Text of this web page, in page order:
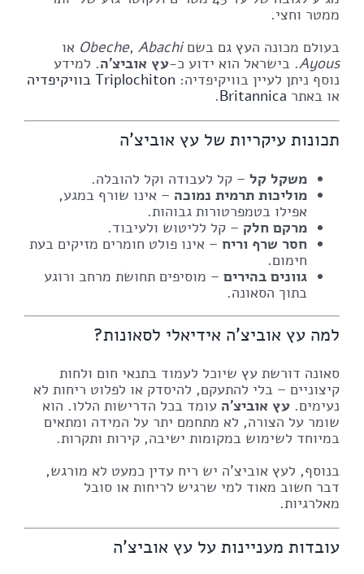
ממטר וחצי.
בעולם מכונה העץ גם בשם
Obeche,Abachi
או
Ayous. בישראל הוא ידוע כ-עץ אוביצ'ה. למידע
נוסף ניתן לעיין בוויקיפדיה: Triplochiton בוויקיפדיה
או באתר Britannica
.
תכונות עיקריות של עץ אוביצ'ה
משקל קל – קל לעבודה וקל להובלה.
מוליכות תרמית נמוכה – אינו שורף במגע,
אפילו בטמפרטורות גבוהות.
מרקם חלק – קל לליטוש ולעיבוד.
חסר שרף וריח – אינו פולט חומרים מזיקים בעת
חימום.
גוונים בהירים– מוסיפים תחושת מרחב ורוגע
בתוך הסאונה.
למה עץ אוביצ'ה אידיאלי לסאונות?
סאונה דורשת עץ שיוכל לעמוד בתנאי חום ולחות
קיצוניים – בלי להתעקם, להיסדק או לפלוט ריחות לא
נעימים. עץ אוביצ'ה עומד בכל הדרישות הללו. הוא
שומר על הצורה, לא מתחמם יתר על המידה ומתאים
במיוחד לשימוש במקומות ישיבה, קירות ותקרות.
בנוסף, לעץ אוביצ'ה יש ריח עדין כמעט לא מורגש,
דבר חשוב מאוד למי שרגיש לריחות או סובל
מאלרגיות.
עובדות מעניינות על עץ אוביצ'ה